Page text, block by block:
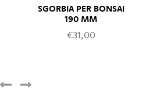
SGORBIA PER BONSAI
190 MM
€31,00